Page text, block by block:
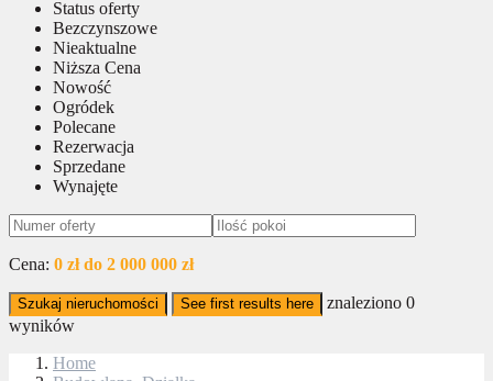
Status oferty
Bezczynszowe
Nieaktualne
Niższa Cena
Nowość
Ogródek
Polecane
Rezerwacja
Sprzedane
Wynajęte
Cena: 0 zł do 2 000 000 zł
Szukaj nieruchomości See first results here znaleziono 0
wyników
Home